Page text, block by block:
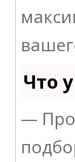
Что
—